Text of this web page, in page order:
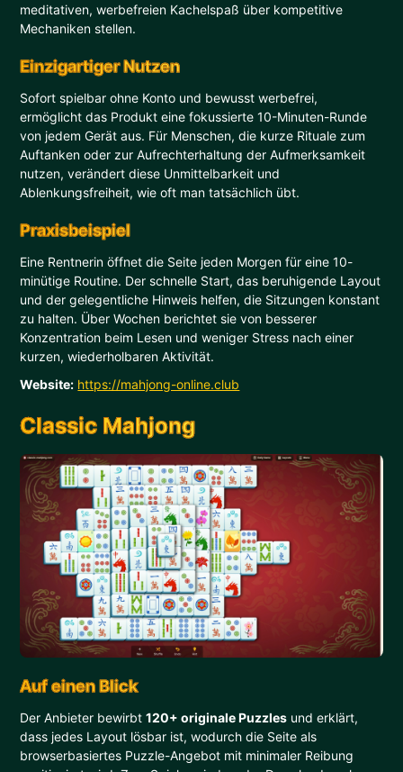
meditativen, werbefreien Kachelspaß über kompetitive
Mechaniken stellen.
Einzigartiger Nutzen
Sofort spielbar ohne Konto und bewusst werbefrei,
ermöglicht das Produkt eine fokussierte 10-Minuten-Runde
von jedem Gerät aus. Für Menschen, die kurze Rituale zum
Auftanken oder zur Aufrechterhaltung der Aufmerksamkeit
nutzen, verändert diese Unmittelbarkeit und
Ablenkungsfreiheit, wie oft man tatsächlich übt.
Praxisbeispiel
Eine Rentnerin öffnet die Seite jeden Morgen für eine 10-
minütige Routine. Der schnelle Start, das beruhigende Layout
und der gelegentliche Hinweis helfen, die Sitzungen konstant
zu halten. Über Wochen berichtet sie von besserer
Konzentration beim Lesen und weniger Stress nach einer
kurzen, wiederholbaren Aktivität.
Website: https://mahjong-online.club
Classic Mahjong
Auf einen Blick
Der Anbieter bewirbt120+ originale Puzzles und erklärt,
dass jedes Layout lösbar ist, wodurch die Seite als
browserbasiertes Puzzle-Angebot mit minimaler Reibung